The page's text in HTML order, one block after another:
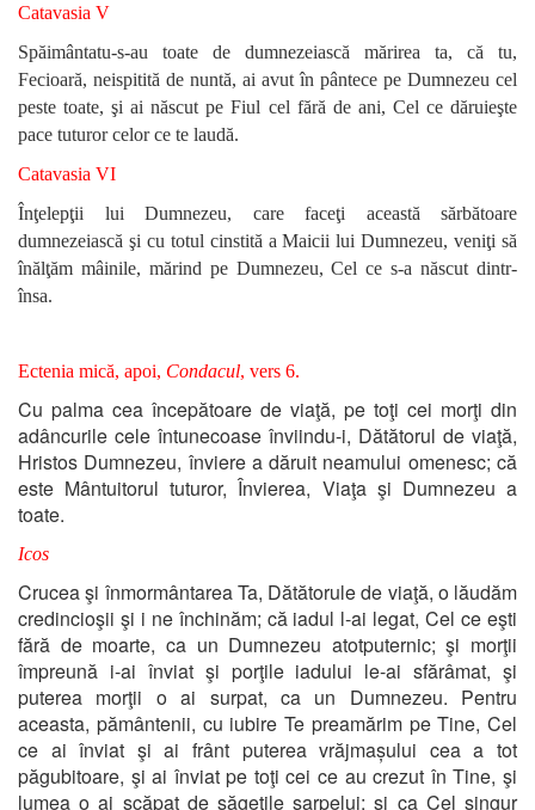
Catavasia V
Spăimântatu-s-au toate de dumnezeiască mărirea ta, că tu,
Fecioară, neispitită de nuntă, ai avut în pântece pe Dumnezeu cel
peste toate, şi ai născut pe Fiul cel fără de ani, Cel ce dăruieşte
pace tuturor celor ce te laudă.
Catavasia VI
Înţelepţii lui Dumnezeu, care faceţi această sărbătoare
dumnezeiască şi cu totul cinstită a Maicii lui Dumnezeu, veniţi să
înălţăm mâinile, mărind pe Dumnezeu, Cel ce s-a născut dintr-
însa.
Ectenia mică, apoi, Condacul, vers 6.
Cu palma cea începătoare de viaţă, pe toţi cei morţi din
adâncurile cele întunecoase înviindu-i, Dătătorul de viaţă,
Hristos Dumnezeu, înviere a dăruit neamului omenesc; că
este Mântuitorul tuturor, Învierea, Viaţa şi Dumnezeu a
toate.
Icos
Crucea şi înmormântarea Ta, Dătătorule de viaţă, o lăudăm
credincioşii şi i ne închinăm; că iadul l-ai legat, Cel ce eşti
fără de moarte, ca un Dumnezeu atotputernic; şi morţii
împreună i-ai înviat şi porţile iadului le-ai sfărâmat, şi
puterea morţii o ai surpat, ca un Dumnezeu. Pentru
aceasta, pământenii, cu iubire Te preamărim pe Tine, Cel
ce ai înviat şi ai frânt puterea vrăjmașului cea a tot
păgubitoare, şi ai înviat pe toţi cei ce au crezut în Tine, şi
lumea o ai scăpat de săgeţile şarpelui; şi ca Cel singur